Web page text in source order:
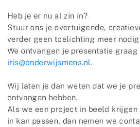
Heb je er nu al zin in?
Stuur ons je overtuigende,
verder geen toelichting meer
We ontvangen je presentatie graag
iris@onderwijsmens.nl.
Wij laten je dan weten dat we je
ontvangen hebben.
Als we een project in beeld
in kan passen, dan nemen we